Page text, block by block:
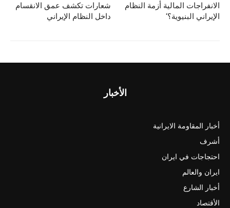
شعارات تكشف عمق الانقسام
داخل النظام الإيراني
الانفراجات المالية أزمة النظام
الإيراني البنيوية؟‘
الأخبار
أخبار المقاومة الايرانية
أشرف
احتجاجات في ايران
ايران والعالم
أخبار الشارع
الأقتصاد